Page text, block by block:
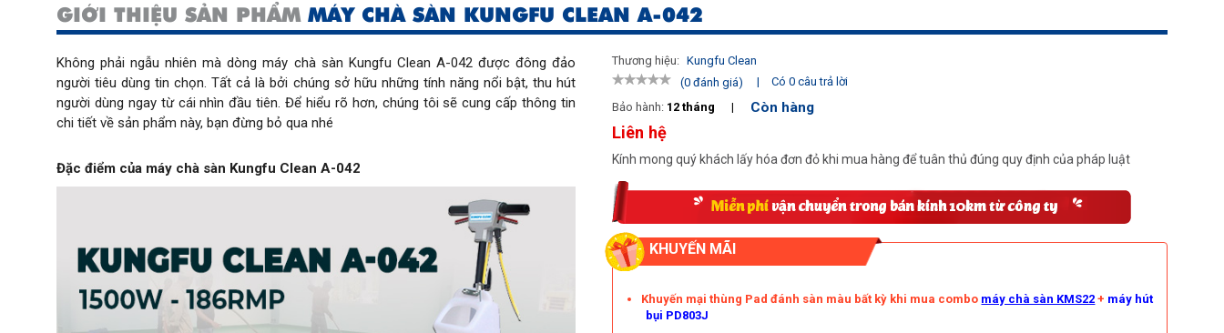
Độ rộng làm sạch (mm) 460
Tốc độ vòng quay (rpm) 186
GIỚI THIỆU SẢN PHẨM MÁY CHÀ SÀN KUNGFU CLEAN A-042
Không phải ngẫu nhiên mà dòng máy chà sàn Kungfu Clean A-042 được đông đảo
người tiêu dùng tin chọn. Tất cả là bởi chúng sở hữu những tính năng nổi bật, thu hút
người dùng ngay từ cái nhìn đầu tiên. Để hiểu rõ hơn, chúng tôi sẽ cung cấp thông tin
chi tiết về sản phẩm này, bạn đừng bỏ qua nhé
Đặc điểm của máy chà sàn Kungfu Clean A-042
Thương hiệu: Kungfu Clean
(0 đánh giá)
|
Có 0 câu trả lời
Bảo hành: 12 tháng | Còn hàng
Liên hệ
Kính mong quý khách lấy hóa đơn đỏ khi mua hàng để tuân thủ đúng quy định của pháp luật
KHUYẾN MÃI
Khuyến mại thùng Pad đánh sàn màu bất kỳ khi mua combo máy chà sàn KMS22 + máy hút
bụi PD803J